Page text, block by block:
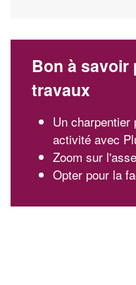
Bon à savoir
travaux
Un charpentier
activité avec
Zoom sur
Opter pour la